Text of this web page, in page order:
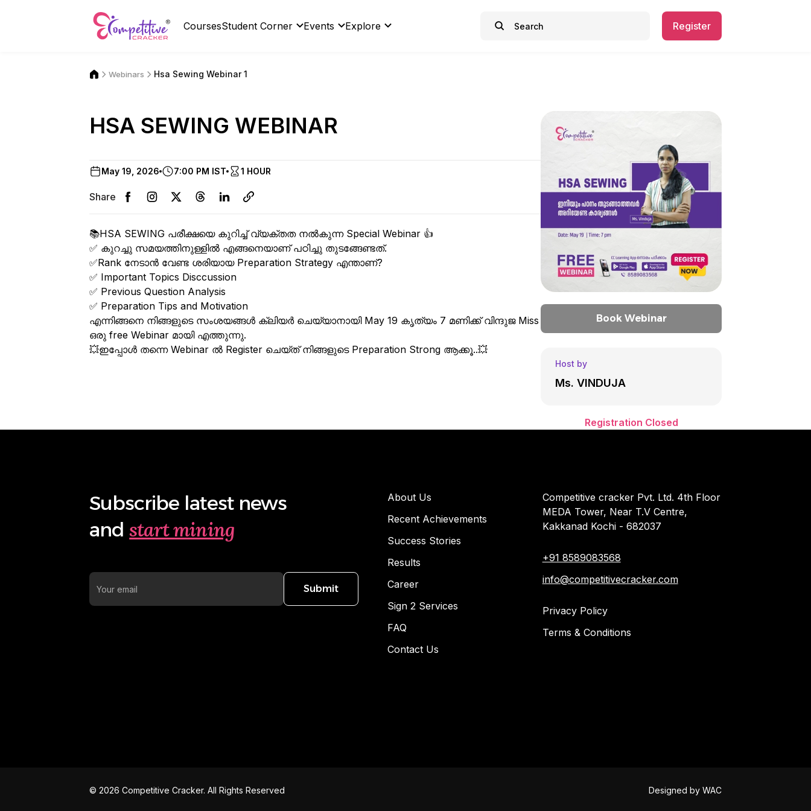
CoursesStudent Corner Events Explore Register
Webinars Hsa Sewing Webinar 1
HSA SEWING WEBINAR
May 19, 2026 7:00 PM IST 1 HOUR
Share
📚HSA SEWING പരീക്ഷയെ കുറിച്ച് വ്യക്തത നൽകുന്ന Special Webinar 👍
✅ കുറച്ചു സമയത്തിനുള്ളിൽ എങ്ങനെയാണ് പഠിച്ചു തുടങ്ങേണ്ടത്.
✅Rank നേടാൻ വേണ്ട ശരിയായ Preparation Strategy എന്താണ്?
✅ Important Topics Disccussion
✅ Previous Question Analysis
✅ Preparation Tips and Motivation
എന്നിങ്ങനെ നിങ്ങളുടെ സംശയങ്ങൾ ക്ലിയർ ചെയ്യാനായി May 19 കൃത്യം 7 മണിക്ക് വിന്ദുജ Miss
ഒരു free Webinar മായി എത്തുന്നു.
💥ഇപ്പോൾ തന്നെ Webinar ൽ Register ചെയ്ത് നിങ്ങളുടെ Preparation Strong ആക്കൂ..💥
Book Webinar
Host by
Ms. VINDUJA
Registration Closed
Subscribe latest news
and start mining
Submit
About Us
Recent Achievements
Success Stories
Results
Career
Sign 2 Services
FAQ
Contact Us
Competitive cracker Pvt. Ltd. 4th Floor
MEDA Tower, Near T.V Centre,
Kakkanad Kochi - 682037
+91 8589083568
info@competitivecracker.com
Privacy Policy
Terms & Conditions
© 2026 Competitive Cracker. All Rights Reserved Designed by WAC